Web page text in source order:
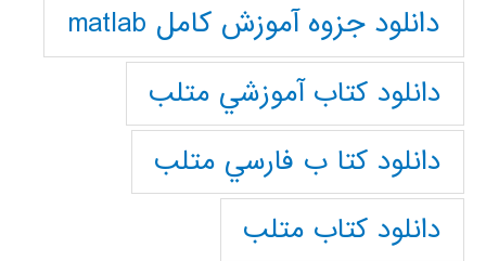
دانلود جزوه آموزش کامل matlab
دانلود كتاب آموزشي متلب
دانلود كتا ب فارسي متلب
دانلود كتاب متلب